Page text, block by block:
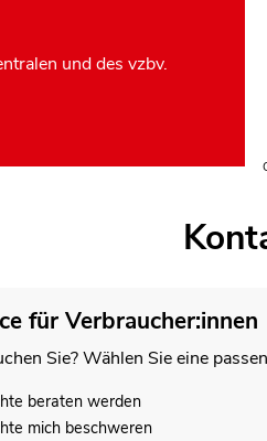
und des vzbv.
für Verbraucher:innen
Sie? Wählen Sie eine
beraten werden
mich beschweren